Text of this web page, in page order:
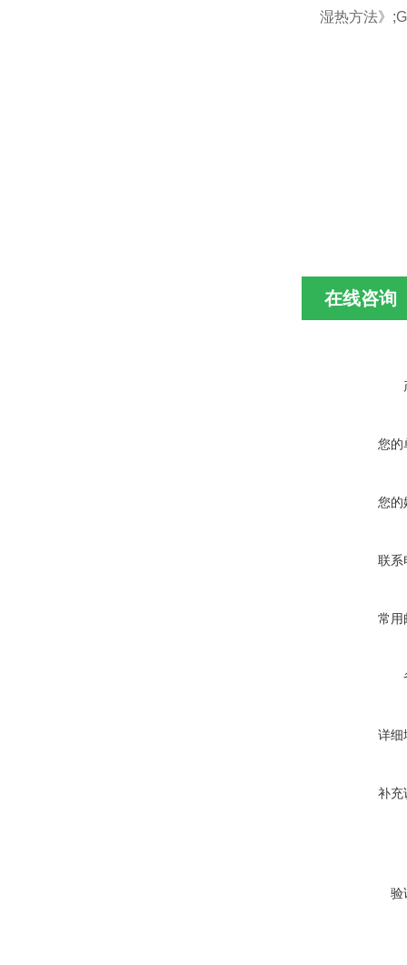
湿热方法》
在线咨询
您的
您的
联系
常用
详细
补充
验